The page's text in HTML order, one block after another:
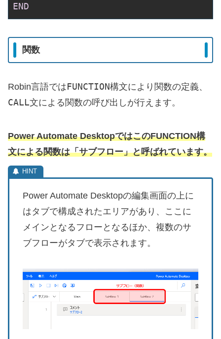
END
関数
Robin言語ではFUNCTION構文により関数の定義、
CALL文による関数の呼び出しが行えます。
Power Automate DesktopではこのFUNCTION構
文による関数は「サブフロー」と呼ばれています。
Power Automate Desktopの編集画面の上に
はタブで構成されたエリアがあり、ここに
メインとなるフローとなるほか、複数のサ
ブフローがタブで表示されます。